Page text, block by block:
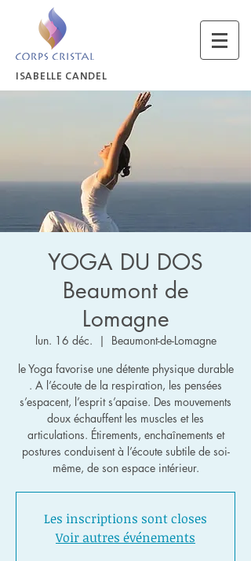
ISABELLE CANDEL
YOGA DU DOS
Beaumont de
Lomagne
lun. 16 déc.
  |
Beaumont-de-Lomagne
le Yoga favorise une détente physique durable
. A l’écoute de la respiration, les pensées
s’espacent, l’esprit s’apaise. Des mouvements
doux échauffent les muscles et les
articulations. Étirements, enchaînements et
postures conduisent à l’écoute subtile de soi-
même, de son espace intérieur.
Les inscriptions sont closes
Voir autres événements